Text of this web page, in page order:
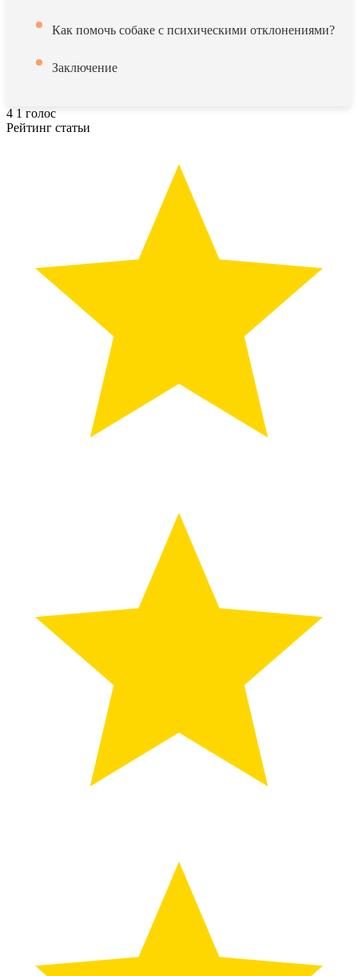
Как помочь собаке с психическими отклонениями?
Заключение
4 1 голос
Рейтинг статьи